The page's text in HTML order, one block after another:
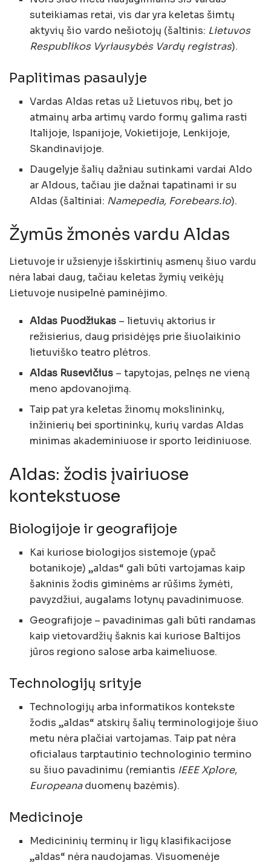
suteikiamas retai, vis dar yra keletas šimtų
aktyvių šio vardo nešiotojų (šaltinis: Lietuvos
Respublikos Vyriausybės Vardų registras).
Paplitimas pasaulyje
Vardas Aldas retas už Lietuvos ribų, bet jo
atmainų arba artimų vardo formų galima rasti
Italijoje, Ispanijoje, Vokietijoje, Lenkijoje,
Skandinavijoje.
Daugelyje šalių dažniau sutinkami vardai Aldo
ar Aldous, tačiau jie dažnai tapatinami ir su
Aldas (šaltiniai: Namepedia, Forebears.io).
Žymūs žmonės vardu Aldas
Lietuvoje ir užsienyje išskirtinių asmenų šiuo vardu
nėra labai daug, tačiau keletas žymių veikėjų
Lietuvoje nusipelnė paminėjimo.
Aldas Puodžiukas – lietuvių aktorius ir
režisierius, daug prisidėjęs prie šiuolaikinio
lietuviško teatro plėtros.
Aldas Rusevičius – tapytojas, pelnęs ne vieną
meno apdovanojimą.
Taip pat yra keletas žinomų mokslininkų,
inžinierių bei sportininkų, kurių vardas Aldas
minimas akademiniuose ir sporto leidiniuose.
Aldas: žodis įvairiuose
kontekstuose
Biologijoje ir geografijoje
Kai kuriose biologijos sistemoje (ypač
botanikoje) „aldas“ gali būti vartojamas kaip
šakninis žodis giminėms ar rūšims žymėti,
pavyzdžiui, augalams lotynų pavadinimuose.
Geografijoje – pavadinimas gali būti randamas
kaip vietovardžių šaknis kai kuriose Baltijos
jūros regiono salose arba kaimeliuose.
Technologijų srityje
Technologijų arba informatikos kontekste
žodis „aldas“ atskirų šalių terminologijoje šiuo
metu nėra plačiai vartojamas. Taip pat nėra
oficialaus tarptautinio technologinio termino
su šiuo pavadinimu (remiantis IEEE Xplore,
Europeanaduomenų bazėmis).
Medicinoje
Medicininių terminų ir ligų klasifikacijose
„aldas“ nėra naudojamas. Visuomenėje